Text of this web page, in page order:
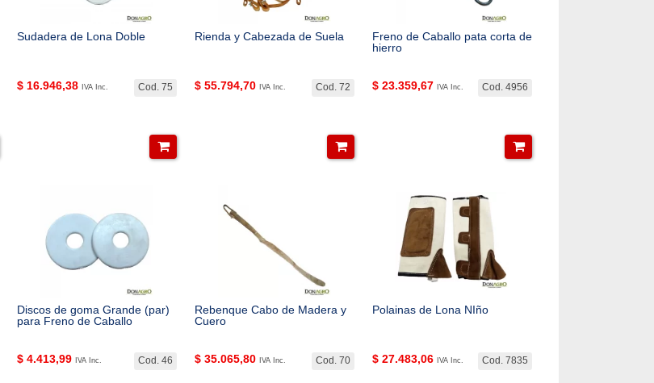
Sudadera de Lona Doble
Cod. 75
$ 16.946,38 IVA Inc.
Rienda y Cabezada de Suela
Cod. 72
$ 55.794,70 IVA Inc.
Freno de Caballo pata corta de
hierro
Cod. 4956
$ 23.359,67 IVA Inc.
Discos de goma Grande (par)
para Freno de Caballo
Cod. 46
$ 4.413,99 IVA Inc.
Rebenque Cabo de Madera y
Cuero
Cod. 70
$ 35.065,80 IVA Inc.
Polainas de Lona NIño
Cod. 7835
$ 27.483,06 IVA Inc.